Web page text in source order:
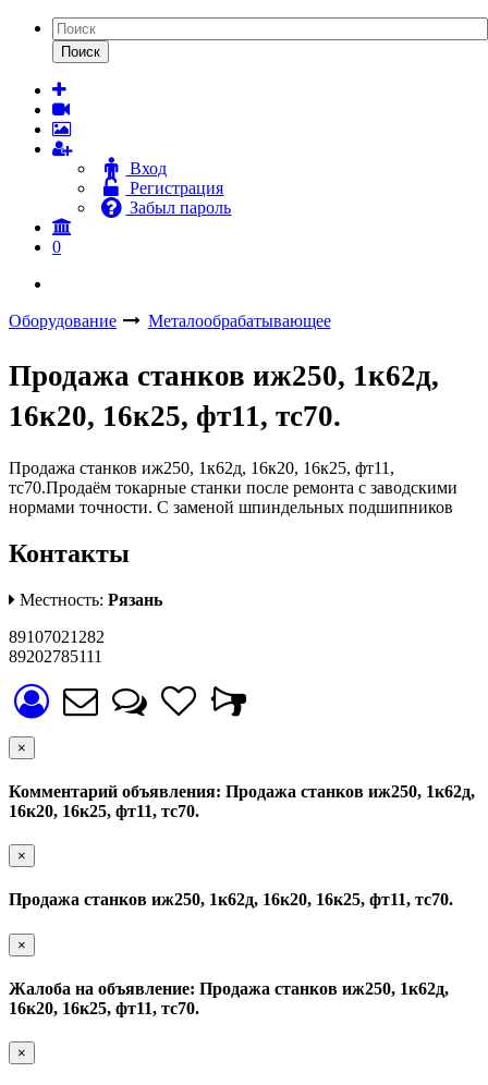
Поиск
Вход
Регистрация
Забыл пароль
0
Оборудование Металообрабатывающее
Продажа станков иж250, 1к62д,
16к20, 16к25, фт11, тс70.
Продажа станков иж250, 1к62д, 16к20, 16к25, фт11,
тс70.Продаём токарные станки после ремонта с заводскими
нормами точности. С заменой шпиндельных подшипников
Контакты
Местность: Рязань
89107021282
89202785111
×
Комментарий объявления: Продажа станков иж250, 1к62д,
16к20, 16к25, фт11, тс70.
×
Продажа станков иж250, 1к62д, 16к20, 16к25, фт11, тс70.
×
Жалоба на объявление: Продажа станков иж250, 1к62д,
16к20, 16к25, фт11, тс70.
×